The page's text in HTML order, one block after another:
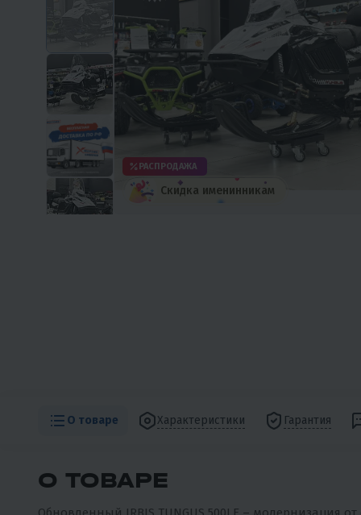
РАСПРОДАЖА
Скидка именинникам
О товаре Характеристики Гарантия
О ТОВАРЕ